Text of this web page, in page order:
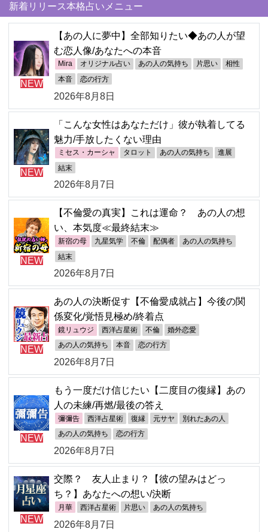
新着リリース本格占いメニュー
NEW
【あの人に夢中】全部知りたい◆あの人が望
む恋人像/あなたへの本音
Mira オリジナル占い あの人の気持ち 片思い 相性
本音 恋の行方
2026年8月8日
NEW
「こんな女性はあなただけ」彼が執着してる
魅力/手放したくない理由
ミセス・カーシャ タロット あの人の気持ち 進展
結末
2026年8月7日
NEW
【不倫愛の真実】これは運命？ あの人の想
い、本気度≪最終結末≫
新宿の母 九星気学 不倫 配偶者 あの人の気持ち
結末
2026年8月7日
NEW
あの人の決断促す【不倫愛成就占】今後の関
係変化/覚悟見極め/終着点
鏡リュウジ 西洋占星術 不倫 婚外恋愛
あの人の気持ち 本音 恋の行方
2026年8月7日
NEW
もう一度だけ信じたい【二度目の復縁】あの
人の未練/再燃/最後の答え
彌彌告 西洋占星術 復縁 元サヤ 別れたあの人
あの人の気持ち 恋の行方
2026年8月7日
NEW
交際？ 友人止まり？【彼の望みはどっ
ち？】あなたへの想い/決断
月華 西洋占星術 片思い あの人の気持ち
2026年8月7日